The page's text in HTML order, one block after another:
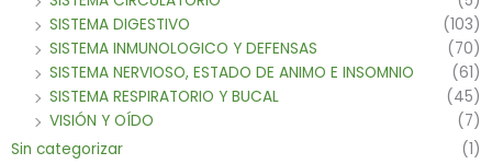
SISTEMA DIGESTIVO
(103)
SISTEMA INMUNOLOGICO Y DEFENSAS
(70)
SISTEMA NERVIOSO, ESTADO DE ANIMO E INSOMNIO
(61)
SISTEMA RESPIRATORIO Y BUCAL
(45)
VISIÓN Y OÍDO
(7)
Sin categorizar
(1)